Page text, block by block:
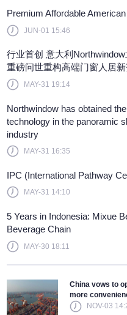
me
to sign in with or
Forget Password?
a member?Sign up
Learn more
Premium Affordable
JUN-01 15:46
行业首创 意大利
重磅问世重构高端门窗人居
MAY-31 19:14
Northwindow has obtained
technology in the panoramic
industry
MAY-31 16:35
IPC (International Pathway
MAY-31 14:10
5 Years in Indonesia: Mixue
Beverage Chain
MAY-30 18:11
China vows to
more
NOV-03